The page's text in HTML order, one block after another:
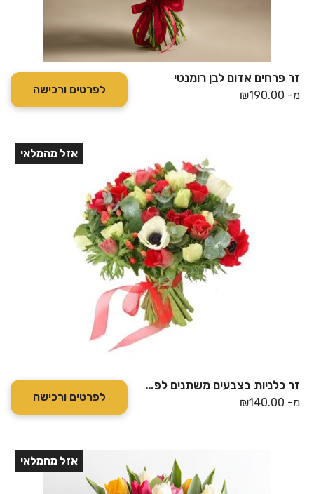
זר פרחים אדום לבן רומנטי
מ- ₪190.00 לפרטים ורכישה
אזל מהמלאי
זר כלניות בצבעים משתנים לפי מלאי
מ- ₪140.00 לפרטים ורכישה
אזל מהמלאי